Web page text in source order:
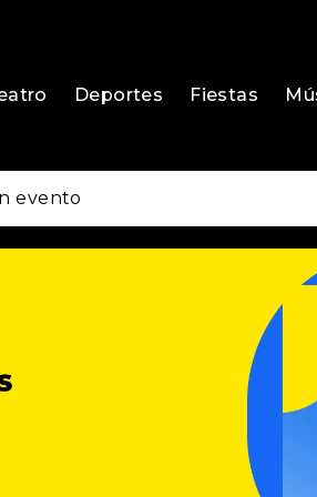
Deportes Fiestas
evento